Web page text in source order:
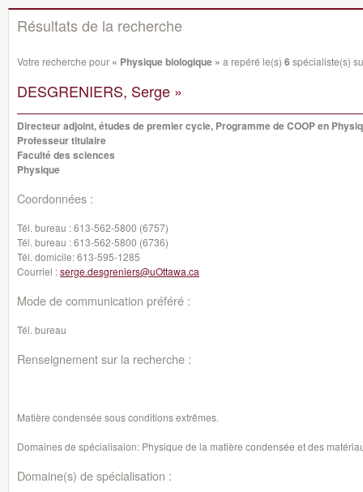
Résultats de la recherche
Votre recherche pour « Physique biologique » a repéré le(s) 6 spécialiste(s)
DESGRENIERS, Serge »
Directeur adjoint, études de premier cycle, Programme de COOP en
Professeur titulaire
Faculté des sciences
Physique
Coordonnées :
Tél. bureau :613-562-5800 (6757)
Tél. bureau :613-562-5800 (6736)
Tél. domicile:613-595-1285
Courriel :serge.desgreniers@uOttawa.ca
Mode de communication préféré :
Tél. bureau
Renseignement sur la recherche :
Matière condensée sous conditions extrêmes.
Domaines de spécialisaion: Physique de la matière condensée et des
Domaine(s) de spécialisation :